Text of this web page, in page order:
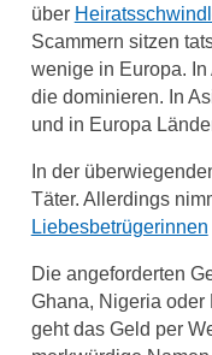
über
Scammern sitzen
wenige in Europa. In
die dominieren. In
und in Europa
In der
Täter. Allerdings
Liebesbetrügerinnen
Die angeforderten
Ghana, Nigeria oder
geht das Geld per